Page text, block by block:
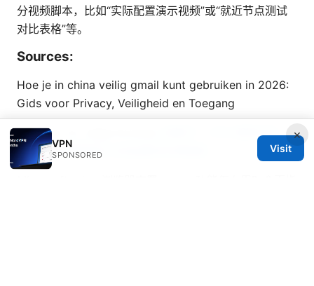
分视频脚本，比如“实际配置演示视频”或“就近节点测试
对比表格”等。
Sources:
Hoe je in china veilig gmail kunt gebruiken in 2026:
Gids voor Privacy, Veiligheid en Toegang
Best vpn for edge browser
挂梯子：VPN 使用全攻
略，提升网络隐私与自由度的实用指南
×
VPN
SPONSORED
Visit